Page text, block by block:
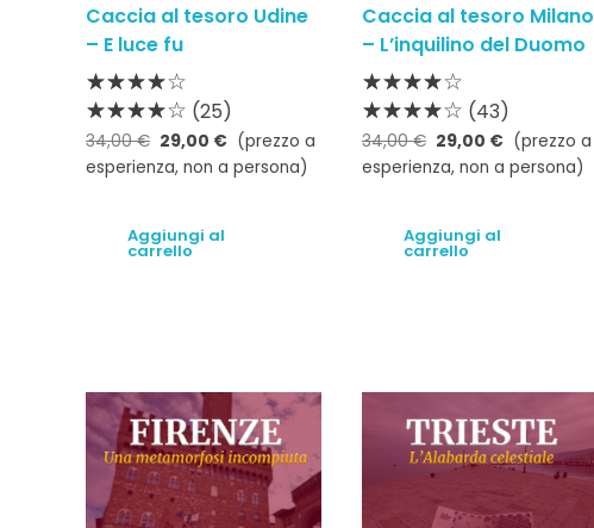
Caccia al tesoro Udine
– E luce fu
(25)
34,00€ 29,00 € (prezzo a
esperienza, non a persona)
Aggiungi al
carrello
Caccia al tesoro Milano
– L’inquilino del Duomo
(43)
34,00€ 29,00 € (prezzo a
esperienza, non a persona)
Aggiungi al
carrello